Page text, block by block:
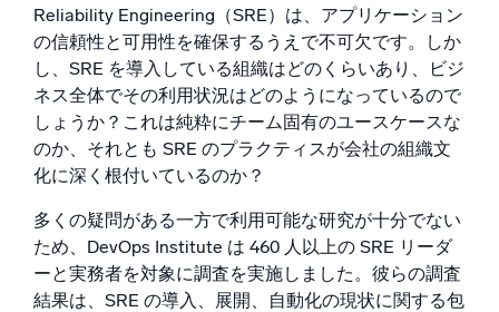
AI/ML 搭載
独自アルゴリズム、機械学習、生成AI
インテリジェントセキュリティ運用
SIEM
脅威を迅速に発見し、より賢く対応
セキュリティ用ログ
強力なログ可視化でクラウドセキュリティを解放
Reliability Engineering（SRE）は、アプリケーション
の信頼性と可用性を確保するうえで不可欠です。しか
し、SRE を導入している組織はどのくらいあり、ビジ
ネス全体でその利用状況はどのようになっているので
しょうか？これは純粋にチーム固有のユースケースな
のか、それとも SRE のプラクティスが会社の組織文
化に深く根付いているのか？
多くの疑問がある一方で利用可能な研究が十分でない
ため、DevOps Institute は 460 人以上の SRE リーダ
ーと実務者を対象に調査を実施しました。彼らの調査
結果は、SRE の導入、展開、自動化の現状に関する包